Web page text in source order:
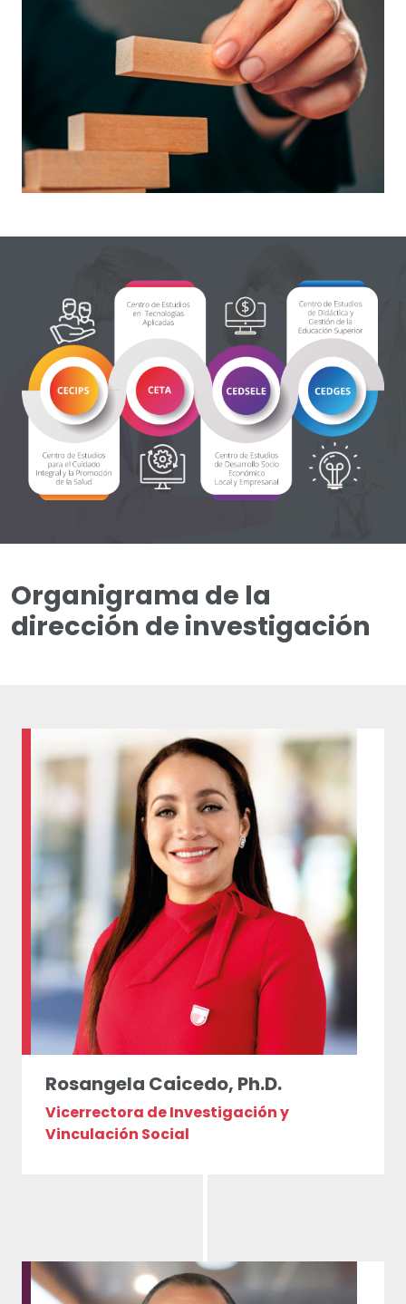
Organigrama de la
dirección de investigación
Rosangela Caicedo, Ph.D.
Vicerrectora de Investigación y
Vinculación Social